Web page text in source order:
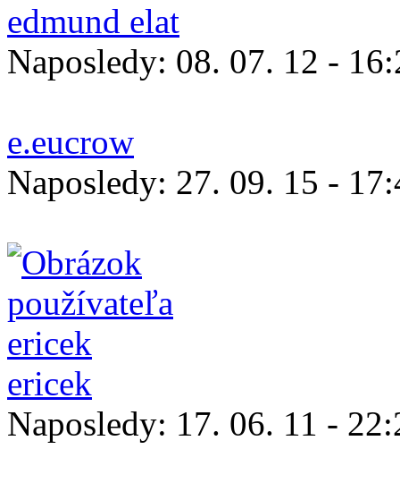
edmund elat
Naposledy: 08. 07. 12 -
e.eucrow
Naposledy: 27. 09. 15 -
ericek
Naposledy: 17. 06. 11 -